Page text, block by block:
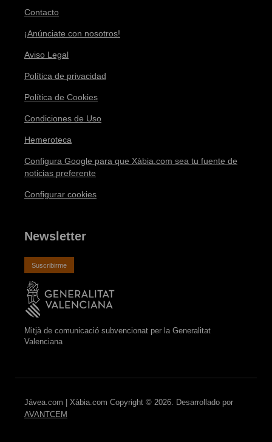
Contacto
¡Anúnciate con nosotros!
Aviso Legal
Política de privacidad
Política de Cookies
Condiciones de Uso
Hemeroteca
Configura Google para que Xàbia.com sea tu fuente de
noticias preferente
Configurar cookies
Newsletter
Suscribirme
Mitjà de comunicació subvencionat per la Generalitat
Valenciana
Jávea.com | Xàbia.com Copyright © 2026. Desarrollado por
AVANTCEM